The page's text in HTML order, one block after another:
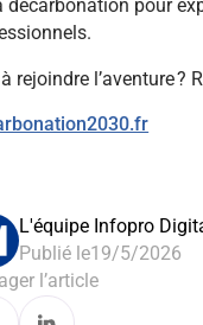
décarbonation pour
rejoindre l’aventure ?
L'équipe Infopro
Publié le19/5/2026
l’article